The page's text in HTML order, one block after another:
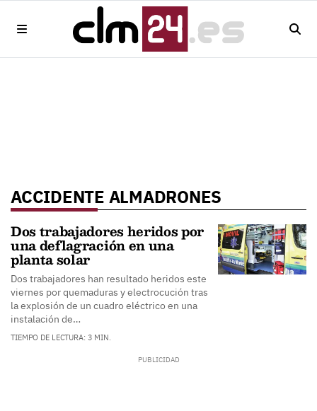
ACCIDENTE ALMADRONES
Dos trabajadores heridos por
una deflagración en una
planta solar
Dos trabajadores han resultado heridos este
viernes por quemaduras y electrocución tras
la explosión de un cuadro eléctrico en una
instalación de…
TIEMPO DE LECTURA: 3 MIN.